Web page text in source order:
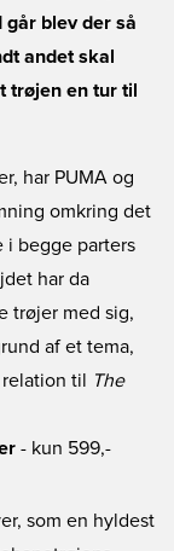
går blev der så
andet skal
trøjen en tur til
har PUMA og
omkring det
i begge parters
har da
trøjer med sig,
af et tema,
til
The
- kun 599,-
som en hyldest